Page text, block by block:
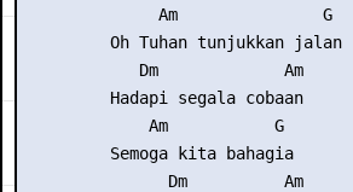
              Am               G
         Oh Tuhan tunjukkan jalan
            Dm             Am
         Hadapi segala cobaan
             Am           G
         Semoga kita bahagia
               Dm          Am